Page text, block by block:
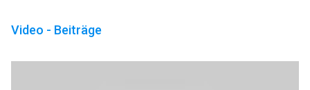
Video - Beiträge